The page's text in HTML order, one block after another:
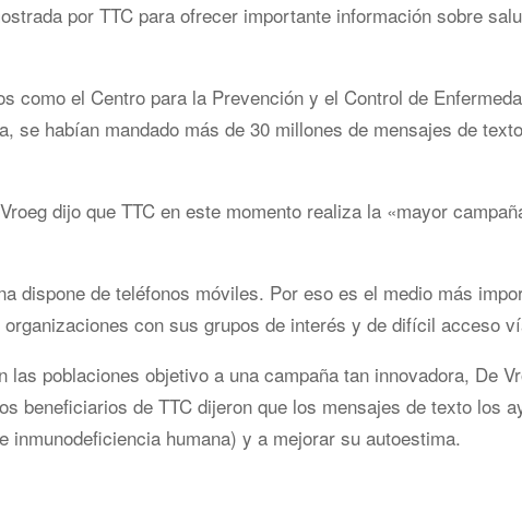
por TTC para ofrecer importante información sobre
como el Centro para la Prevención y el Control de
se habían mandado más de 30 millones de mensajes de
dijo que TTC en este momento realiza la «mayor
dispone de teléfonos móviles. Por eso es el medio más
con sus grupos de interés y de difícil acceso
poblaciones objetivo a una campaña tan innovadora, De
beneficiarios de TTC dijeron que los mensajes de texto los
inmunodeficiencia humana) y a mejorar su autoestima.